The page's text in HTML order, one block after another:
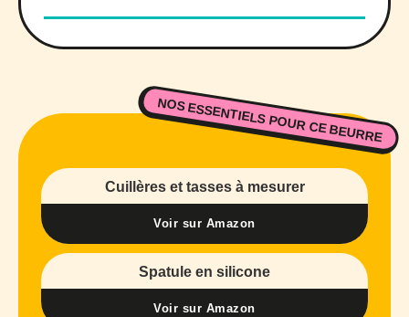
NOS ESSENTIELS POUR CE BEURRE
Cuillères et tasses à mesurer
Voir sur Amazon
Spatule en silicone
Voir sur Amazon